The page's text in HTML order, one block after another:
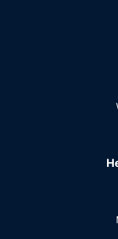
Gate apetyt gości
biznesowe,
bezpłatne
konferencyjne oraz
powierzchni 51 m